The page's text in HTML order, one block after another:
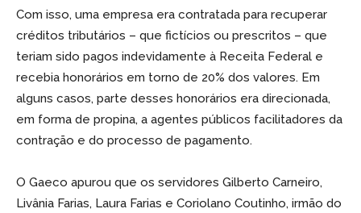
Com isso, uma empresa era contratada para recuperar
créditos tributários – que fictícios ou prescritos – que
teriam sido pagos indevidamente à Receita Federal e
recebia honorários em torno de 20% dos valores. Em
alguns casos, parte desses honorários era direcionada,
em forma de propina, a agentes públicos facilitadores da
contração e do processo de pagamento.
O Gaeco apurou que os servidores Gilberto Carneiro,
Livânia Farias, Laura Farias e Coriolano Coutinho, irmão do